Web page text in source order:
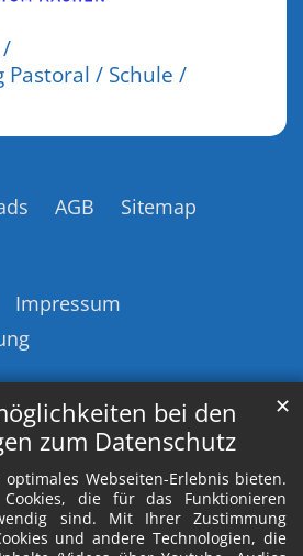
bei den
zum Datenschutz
Webseiten-Erlebnis bieten.
die für das Funktionieren
sind. Mit Ihrer Zustimmung
und andere Technologien, die
✕
/ Schule /
AGB
Sitemap
Impressum